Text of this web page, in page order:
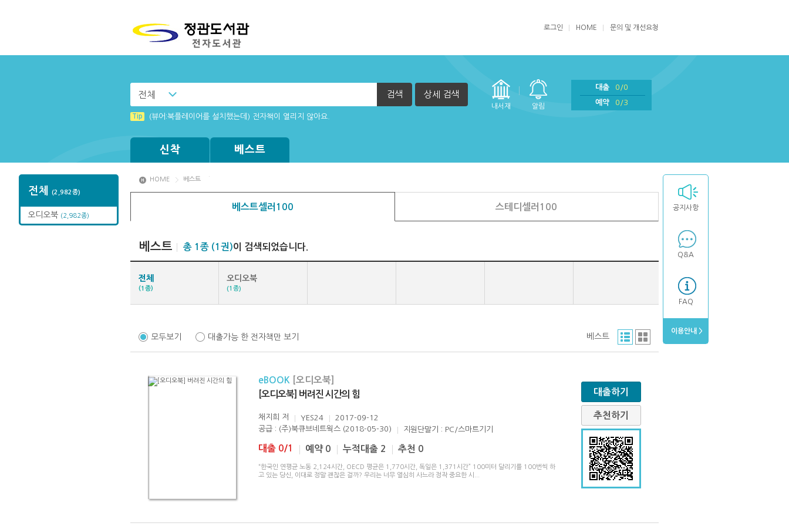
로그인 HOME 문의 및 개선요청
전체 검색 상세 검색
내서재 알림
대출
0/0
예약
0/3
Tip (뷰어:북플레이어를 설치했는데) 전자책이 열리지 않아요.
신착 베스트
전체 (2,982종)
오디오북 (2,982종)
공지사항
Q&A
FAQ
이용안내 >
HOME 베스트
베스트셀러100 스테디셀러100
베스트 총 1종 (1권)이 검색되었습니다.
전체
(1종)
오디오북
(1종)
모두보기 대출가능 한 전자책만 보기 베스트
eBOOK
[오디오북]
[오디오북] 버려진 시간의 힘
채지희 저 YES24
2017-09-12
공급 : (주)북큐브네트웍스 (2018-05-30)
지원단말기 : PC/스마트기기
대출 0/1 예약 0 누적대출 2 추천 0
“한국인 연평균 노동 2,124시간, OECD 평균은 1,770시간, 독일은 1,371시간” 100미터 달리기를 100번씩 하
고 있는 당신, 이대로 정말 괜찮은 걸까? 우리는 너무 열심히 사느라 정작 중요한 시
대출하기
추천하기